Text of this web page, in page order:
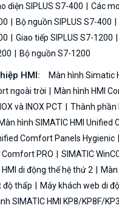
diện SIPLUS S7-400
Các
Bộ nguồn SIPLUS S7-400
Giao tiếp SIPLUS S7-1200
Bộ nguồn S7-1200
HMI:
Màn hình Simatic
ngoài trời
Màn hình HMI
và INOX PCT
Thành phần
Màn hình SIMATIC HMI Unified
Comfort Panels Hygienic
Comfort PRO
SIMATIC
di động thế hệ thứ 2
độ thấp
Máy khách web di
SIMATIC HMI KP8/KP8F/